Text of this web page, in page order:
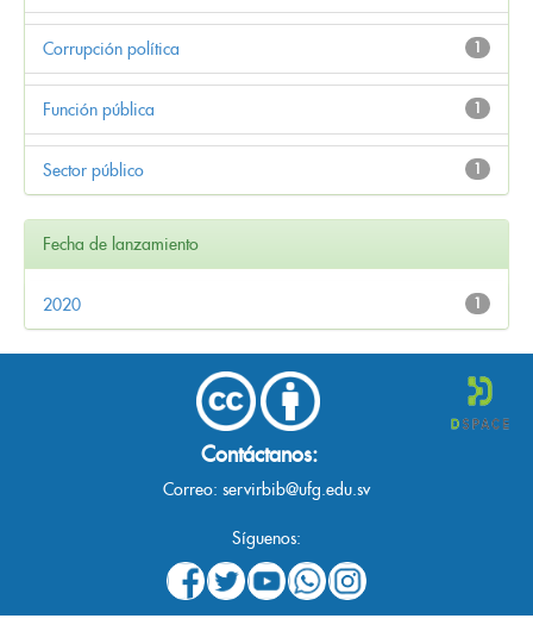
1
Corrupción política
1
Función pública
1
Sector público
Fecha de lanzamiento
1
2020
Contáctanos:
Correo: servirbib@ufg.edu.sv
Síguenos: